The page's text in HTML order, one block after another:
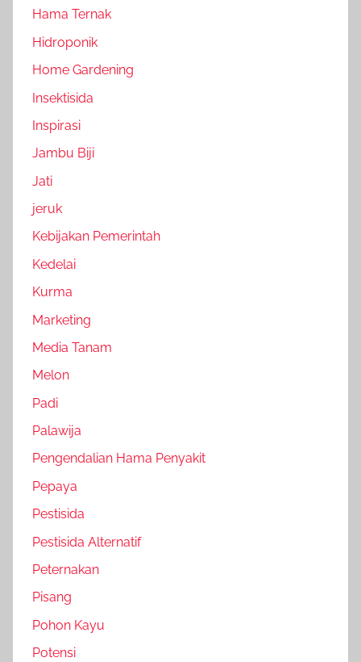
Hama Ternak
Hidroponik
Home Gardening
Insektisida
Inspirasi
Jambu Biji
Jati
jeruk
Kebijakan Pemerintah
Kedelai
Kurma
Marketing
Media Tanam
Melon
Padi
Palawija
Pengendalian Hama Penyakit
Pepaya
Pestisida
Pestisida Alternatif
Peternakan
Pisang
Pohon Kayu
Potensi